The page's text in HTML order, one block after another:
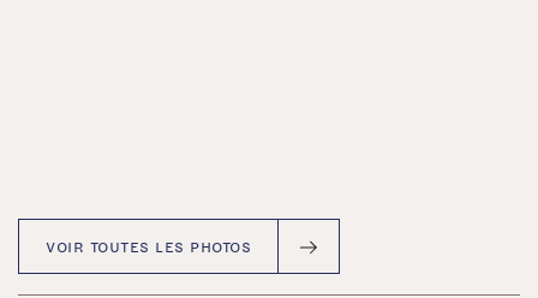
VOIR TOUTES LES PHOTOS